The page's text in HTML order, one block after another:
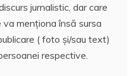
jurnalistic, dar care
menționa însă sursa
( foto și/sau text)
respective.